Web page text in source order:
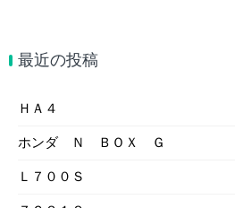
最近の投稿
ＨＡ４
ホンダ Ｎ ＢＯＸ Ｇ
Ｌ７００Ｓ